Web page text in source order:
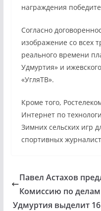
награждения
Согласно
изображение со всех
реального времени
Удмуртия» и
«УгляТВ».
Кроме того,
Интернет по
Зимних сельских игр
спортивных
Павел Астахов
Комиссию по
Удмуртия выделит